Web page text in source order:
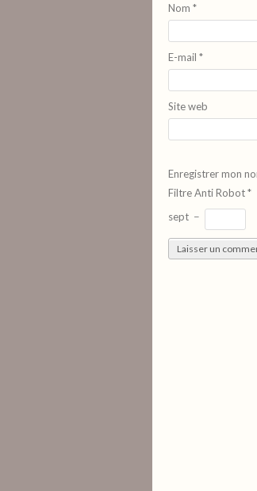
Nom *
E-mail *
Site web
Enregistrer mon
Filtre Anti Robot*
sept −